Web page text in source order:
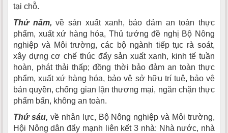
tại chỗ.
Thứ năm, về sản xuất xanh, bảo đảm an toàn thực
phẩm, xuất xứ hàng hóa, Thủ tướng đề nghị Bộ Nông
nghiệp và Môi trường, các bộ ngành tiếp tục rà soát,
xây dựng cơ chế thúc đẩy sản xuất xanh, kinh tế tuần
hoàn, phát thải thấp; đồng thời bảo đảm an toàn thực
phẩm, xuất xứ hàng hóa, bảo vệ sở hữu trí tuệ, bảo vệ
bản quyền, chống gian lận thương mại, ngăn chặn thực
phẩm bẩn, không an toàn.
Thứ sáu, về nhân lực, Bộ Nông nghiệp và Môi trường,
Hội Nông dân đẩy mạnh liên kết 3 nhà: Nhà nước, nhà